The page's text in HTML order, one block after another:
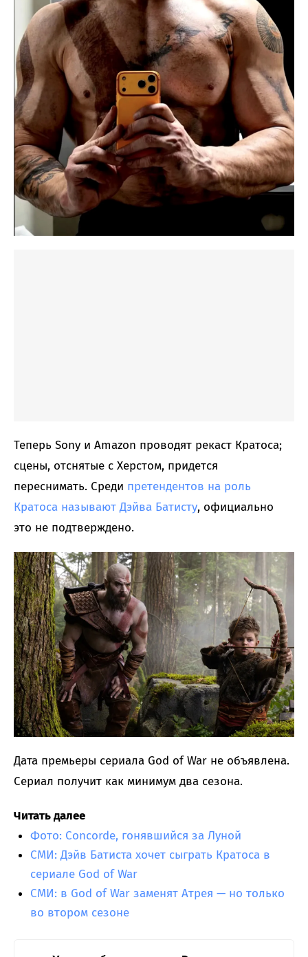
Теперь Sony и Amazon проводят рекаст Кратоса;
сцены, отснятые с Херстом, придется
переснимать. Среди претендентов на роль
Кратоса называют Дэйва Батисту, официально
это не подтверждено.
Дата премьеры сериала God of War не объявлена.
Сериал получит как минимум два сезона.
Читать далее
Фото: Concorde, гонявшийся за Луной
СМИ: Дэйв Батиста хочет сыграть Кратоса в
сериале God of War
СМИ: в God of War заменят Атрея — но только
во втором сезоне